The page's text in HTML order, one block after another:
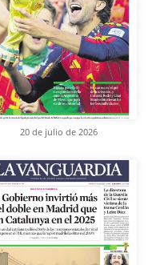
20 de julio de 2026